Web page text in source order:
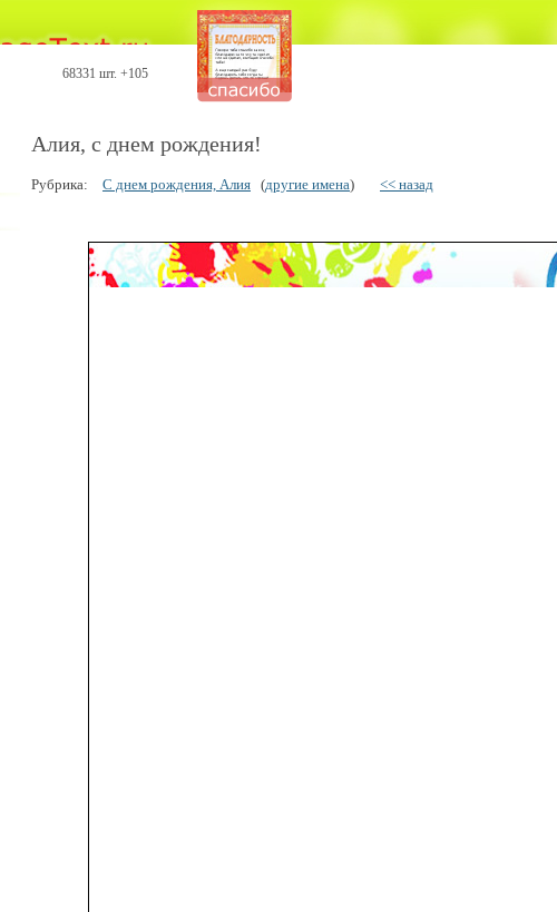
68331 шт. +105
Алия, с днем рождения!
Рубрика: С днем рождения, Алия (другие имена) << назад